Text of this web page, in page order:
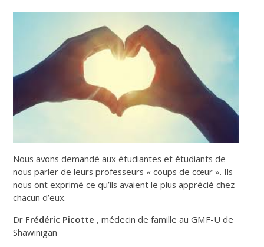
Nous avons demandé aux étudiantes et étudiants de
nous parler de leurs professeurs « coups de cœur ». Ils
nous ont exprimé ce qu’ils avaient le plus apprécié chez
chacun d’eux.
Dr Frédéric Picotte , médecin de famille au GMF-U de
Shawinigan